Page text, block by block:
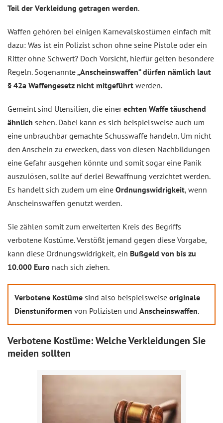
Teil der Verkleidung getragen werden.
Waffen gehören bei einigen Karnevalskostümen einfach mit
dazu: Was ist ein Polizist schon ohne seine Pistole oder ein
Ritter ohne Schwert? Doch Vorsicht, hierfür gelten besondere
Regeln. Sogenannte„Anscheinswaffen“ dürfen nämlich laut
§ 42a Waffengesetz nicht mitgeführt werden.
Gemeint sind Utensilien, die einerechten Waffe täuschend
ähnlich sehen. Dabei kann es sich beispielsweise auch um
eine unbrauchbar gemachte Schusswaffe handeln. Um nicht
den Anschein zu erwecken, dass von diesen Nachbildungen
eine Gefahr ausgehen könnte und somit sogar eine Panik
auszulösen, sollte auf derlei Bewaffnung verzichtet werden.
Es handelt sich zudem um eine Ordnungswidrigkeit, wenn
Anscheinswaffen genutzt werden.
Sie zählen somit zum erweiterten Kreis des Begriffs
verbotene Kostüme. Verstößt jemand gegen diese Vorgabe,
kann diese Ordnungswidrigkeit, ein Bußgeld von bis zu
10.000 Euro nach sich ziehen.
Verbotene Kostüme sind also beispielsweise originale
Dienstuniformen von Polizisten und Anscheinswaffen.
Verbotene Kostüme: Welche Verkleidungen Sie
meiden sollten